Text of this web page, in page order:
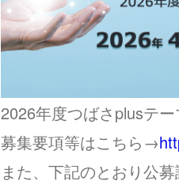
2026年度つばさplusテ
募集要項等はこちら→
また、下記のとおり公